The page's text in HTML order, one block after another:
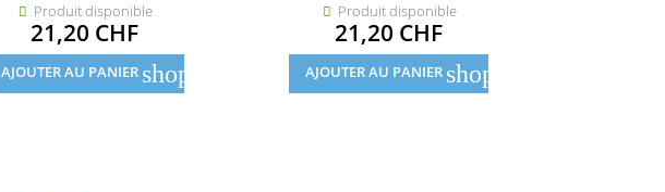
 Produit disponible
Prix
21,20 CHF
AJOUTER AU PANIER shopping_cart
 Produit disponible
Prix
21,20 CHF
AJOUTER AU PANIER shopping_cart